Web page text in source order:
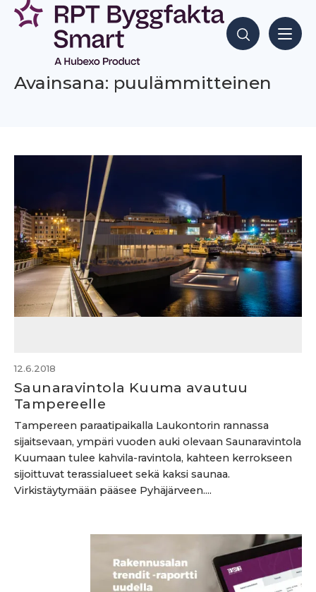
Siirry
sisältöön
Hae sisältöjä
Avainsana: puulämmitteinen
12.6.2018
Saunaravintola Kuuma avautuu
Tampereelle
Tampereen paraatipaikalla Laukontorin rannassa
sijaitsevaan, ympäri vuoden auki olevaan Saunaravintola
Kuumaan tulee kahvila-ravintola, kahteen kerrokseen
sijoittuvat terassialueet sekä kaksi saunaa.
Virkistäytymään pääsee Pyhäjärveen....